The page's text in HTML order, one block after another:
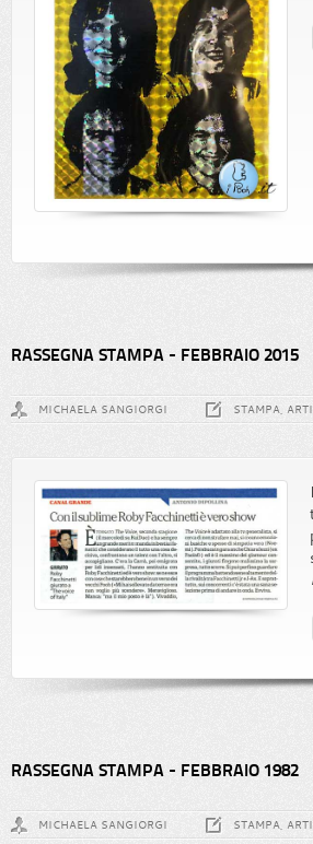
RASSEGNA STAMPA - FEBBRAIO 2015
MICHAELA SANGIORGI STAMPA,
RASSEGNA STAMPA - FEBBRAIO 1982
MICHAELA SANGIORGI STAMPA,